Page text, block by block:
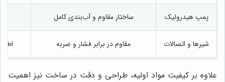
پمپ هیدرولیک ساختار مقاوم و آب‌بندی کامل
شیرها و اتصالات مقاوم در برابر فشار و ضربه
علاوه بر کیفیت مواد اولیه، طراحی و دقت در ساخت نیز اهمیت